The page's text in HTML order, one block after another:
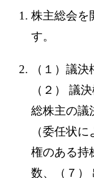
株主総会を
す。
（１）議
（２） 議
総株主の議
（委任状
権のある持
数、（７）